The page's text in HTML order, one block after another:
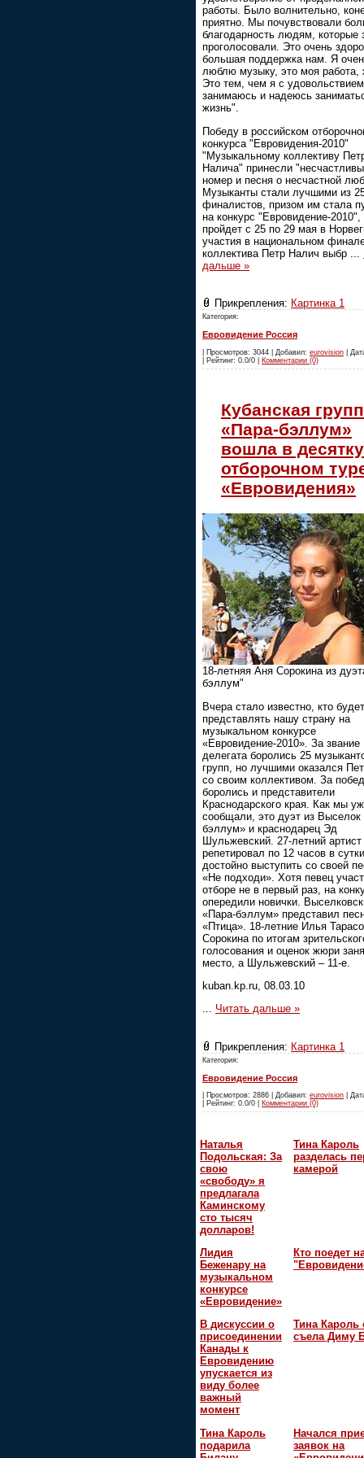
работы. Было волнительно,
приятно. Мы почувствовали
благодарность людям, которые
проголосовали. Это очень
большая поддержка нам. Я
люблю музыку, это моя работа,
Это тем, чем я с удовольствием
занимаюсь и надеюсь
жизнь".
Победу в российском
конкурса "Евровидения-2010"
"Музыкальному коллективу
Налича" принесли
номер и песня о несчастной
Музыканты стали лучшими из
финалистов, призом им стала
на конкурс "Евровидение-2010",
пройдет с 25 по 29 мая в
участия в национальном
коллектива Петр Налич выбр
дальше »
Прикрепления: Картинка 1
Категория:
Евровидение Россия
| Просмотров: 3044 | Добавил: eurovision |
| Рейтинг: 0.0/0 | Комментарии (0)
Кубанская
«Пара-бэллум»
вошла в
отборочном
«Евровидения»
18-летняя Аня Сорокина из
бэллум"
Вчера стало известно, кто будет
представлять нашу страну на
музыкальном конкурсе
«Евровидение-2010». За звание
делегата боролись 25
групп, но лучшими оказался
со своим коллективом. За
боролись и представители
Краснодарского края. Как мы
сообщали, это дуэт из Выселок
бэллум» и краснодарец Эд
Шульжевский. 27-летний артист
репетировал по 12 часов в
достойно выступить со своей
«Не подходи». Хотя певец
отборе не в первый раз, на
опередили новички.
«Пара-бэллум» представил
«Птица». 18-летние Илья
Сорокина по итогам
голосования и оценок жюри
место, а Шульжевский – 11-е.
kuban.kp.ru, 08.03.10
... Читать дальше »
Прикрепления: Картинка 1
Категория:
Евровидение Россия
| Просмотров: 2886 | Добавил: eurovision |
| Рейтинг: 0.0/0 | Комментарии (0)
Наталья
Подольская: За
свою
«свободу» я
предлагала
Каминскому
сто тысяч
долларов!
Тина Кароль
разделась
камерой
Лидия
Беженару на
музыкальном
конкурсе
«Евровидение»
Кто поедет
В дискуссии о
присоединении
Канады к
Евровидению
упускается из
виду более
важный
момент
Тина Кароль
съела Диму
Тина Кароль
подарила
Начался
заявок на